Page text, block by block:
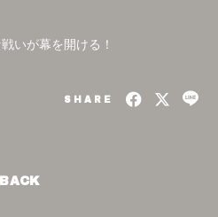
いが幕を開ける！
SHARE
BACK